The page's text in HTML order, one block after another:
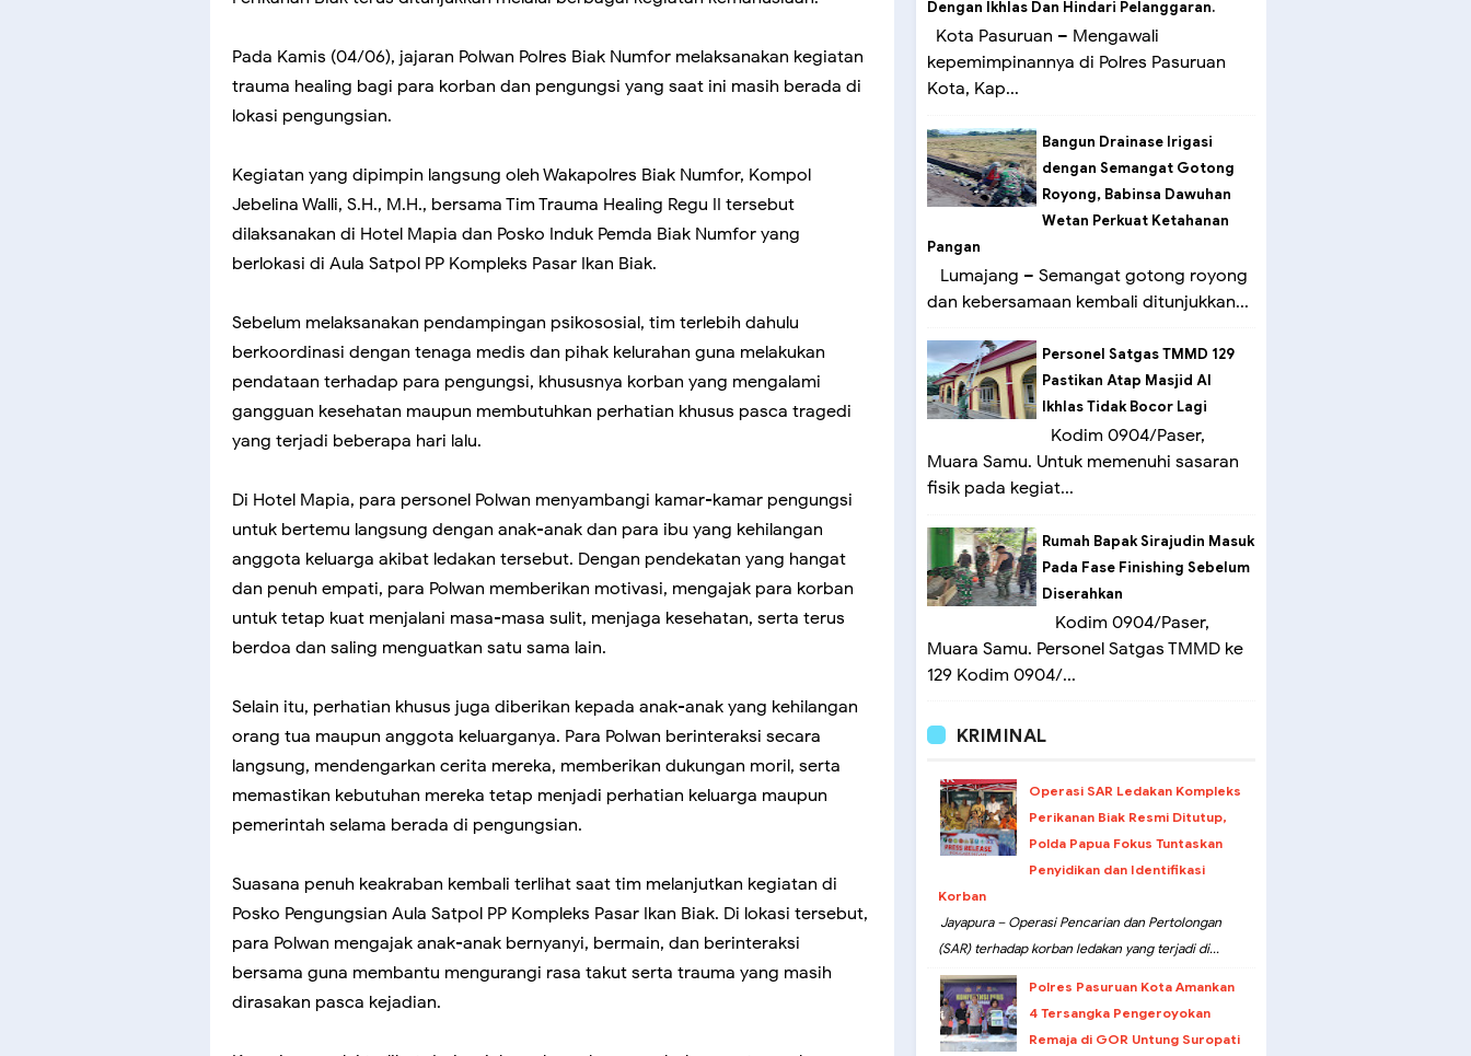
Pada Kamis (04/06), jajaran Polwan Polres Biak Numfor melaksanakan kegiatan
trauma healing bagi para korban dan pengungsi yang saat ini masih berada di
lokasi pengungsian.
Kegiatan yang dipimpin langsung oleh Wakapolres Biak Numfor, Kompol
Jebelina Walli, S.H., M.H., bersama Tim Trauma Healing Regu II tersebut
dilaksanakan di Hotel Mapia dan Posko Induk Pemda Biak Numfor yang
berlokasi di Aula Satpol PP Kompleks Pasar Ikan Biak.
Sebelum melaksanakan pendampingan psikososial, tim terlebih dahulu
berkoordinasi dengan tenaga medis dan pihak kelurahan guna melakukan
pendataan terhadap para pengungsi, khususnya korban yang mengalami
gangguan kesehatan maupun membutuhkan perhatian khusus pasca tragedi
yang terjadi beberapa hari lalu.
Di Hotel Mapia, para personel Polwan menyambangi kamar-kamar pengungsi
untuk bertemu langsung dengan anak-anak dan para ibu yang kehilangan
anggota keluarga akibat ledakan tersebut. Dengan pendekatan yang hangat
dan penuh empati, para Polwan memberikan motivasi, mengajak para korban
untuk tetap kuat menjalani masa-masa sulit, menjaga kesehatan, serta terus
berdoa dan saling menguatkan satu sama lain.
Selain itu, perhatian khusus juga diberikan kepada anak-anak yang kehilangan
orang tua maupun anggota keluarganya. Para Polwan berinteraksi secara
langsung, mendengarkan cerita mereka, memberikan dukungan moril, serta
memastikan kebutuhan mereka tetap menjadi perhatian keluarga maupun
pemerintah selama berada di pengungsian.
Suasana penuh keakraban kembali terlihat saat tim melanjutkan kegiatan di
Posko Pengungsian Aula Satpol PP Kompleks Pasar Ikan Biak. Di lokasi tersebut,
para Polwan mengajak anak-anak bernyanyi, bermain, dan berinteraksi
bersama guna membantu mengurangi rasa takut serta trauma yang masih
dirasakan pasca kejadian.
Dengan Ikhlas Dan Hindari Pelanggaran.
Kota Pasuruan – Mengawali
kepemimpinannya di Polres Pasuruan
Kota, Kap...
Bangun Drainase Irigasi
dengan Semangat Gotong
Royong, Babinsa Dawuhan
Wetan Perkuat Ketahanan
Pangan
Lumajang – Semangat gotong royong
dan kebersamaan kembali ditunjukkan...
Personel Satgas TMMD 129
Pastikan Atap Masjid Al
Ikhlas Tidak Bocor Lagi
Kodim 0904/Paser,
Muara Samu. Untuk memenuhi sasaran
fisik pada kegiat...
Rumah Bapak Sirajudin Masuk
Pada Fase Finishing Sebelum
Diserahkan
Kodim 0904/Paser,
Muara Samu. Personel Satgas TMMD ke
129 Kodim 0904/...
KRIMINAL
Operasi SAR Ledakan Kompleks
Perikanan Biak Resmi Ditutup,
Polda Papua Fokus Tuntaskan
Penyidikan dan Identifikasi
Korban
Jayapura – Operasi Pencarian dan Pertolongan
(SAR) terhadap korban ledakan yang terjadi di...
Polres Pasuruan Kota Amankan
4 Tersangka Pengeroyokan
Remaja di GOR Untung Suropati